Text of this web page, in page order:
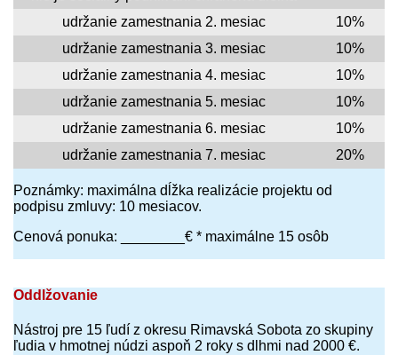
udržanie zamestnania 2. mesiac
10%
udržanie zamestnania 3. mesiac
10%
udržanie zamestnania 4. mesiac
10%
udržanie zamestnania 5. mesiac
10%
udržanie zamestnania 6. mesiac
10%
udržanie zamestnania 7. mesiac
20%
Poznámky: maximálna dĺžka realizácie projektu od
podpisu zmluvy: 10 mesiacov.
Cenová ponuka: ________€ * maximálne 15 osôb
Oddlžovanie
Nástroj pre 15 ľudí z okresu Rimavská Sobota zo skupiny
ľudia v hmotnej núdzi aspoň 2 roky s dlhmi nad 2000 €.